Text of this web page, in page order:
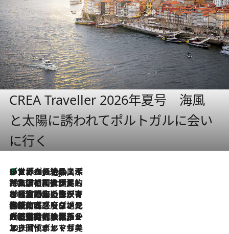
CREA Traveller 2026年夏号 海風
と太陽に誘われてポルトガルに会い
に行く
2 Hours Ago
リスボンの絶品スイーツ「パステル・デ・ナタ」とは？ポルトガル伝統の奥深い世界へ
2026.7.27
「私の祖国はポルトガル語です」国民的詩人フェルナンド・ペソアと、彼が愛した文学の街を歩く
2026.7.26
ポルトガル近海が育む極上の海の幸。キリリと冷えた白ワインと愉しむ、シーフード専門店の贅沢
2026.7.22
伝統の味をモダンに昇華。高感度な地元客が集う、リスボンの最旬ガストロノミー
2026.7.21
大航海時代の栄華から、震災、独裁、そして革命へ。ポルトガル・首都リスボンの石畳に刻まれた「歴史の光と影」
2026.7.13
エッセイ・ヤマザキマリ「慎ましくも美しき国 ポルトガル」